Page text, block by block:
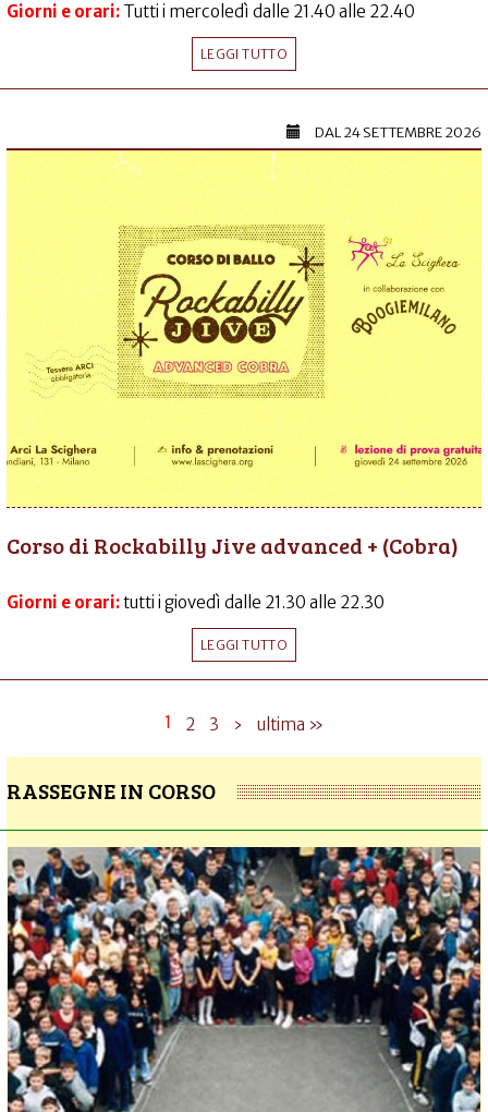
Giorni e orari: Tutti i mercoledì dalle 21.40 alle 22.40
LEGGI TUTTO
DAL24 SETTEMBRE 2026
Corso di Rockabilly Jive advanced + (Cobra)
Giorni e orari:tutti i giovedì dalle 21.30 alle 22.30
LEGGI TUTTO
1 2 3 › ultima »
RASSEGNE IN CORSO